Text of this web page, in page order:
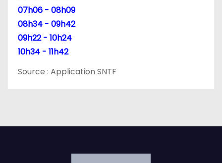
07h06 - 08h09
08h34 - 09h42
09h22 - 10h24
10h34 - 11h42
Source : Application SNTF